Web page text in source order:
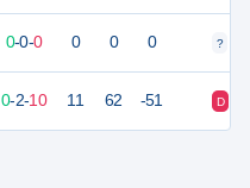
0-0-0 0 0 0 ?
0-2-10 11 62 -51 D